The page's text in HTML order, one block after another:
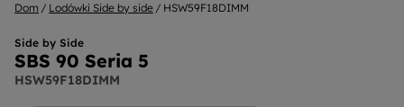
Dom Lodówki Side by side HSW59F18DIMM
Side by Side
SBS 90 Seria 5
HSW59F18DIMM